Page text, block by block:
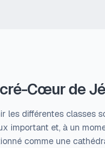
Cœur de
les différentes classes
important et, à un
comme une